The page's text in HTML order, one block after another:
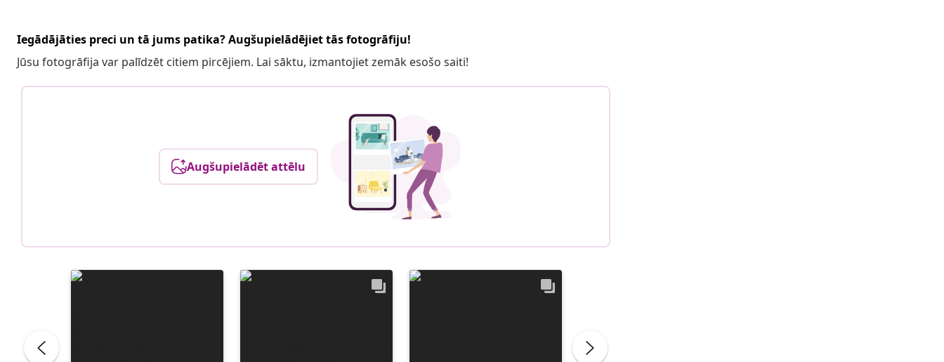
Iegādājāties preci un tā jums patika? Augšupielādējiet tās fotogrāfiju!
Jūsu fotogrāfija var palīdzēt citiem pircējiem. Lai sāktu, izmantojiet zemāk esošo saiti!
Augšupielādēt attēlu